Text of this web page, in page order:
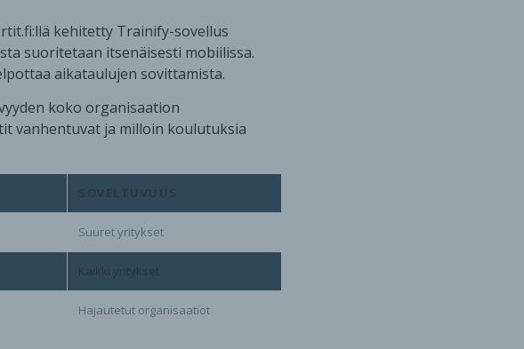
kehitetty Trainify-sovellus
suoritetaan itsenäisesti mobiilissa.
aikataulujen sovittamista.
koko organisaation
vanhentuvat ja milloin koulutuksia
SOVELTUVUUS
Suuret yritykset
Kaikki yritykset
Hajautetut organisaatiot